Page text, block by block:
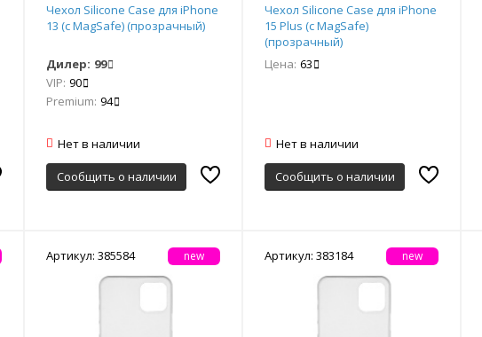
Чехол Silicone Case для iPhone
13 (с MagSafe) (прозрачный)
Дилер: 99
VIP: 90
Premium: 94
Нет в наличии
Сообщить о наличии
Чехол Silicone Case для iPhone
15 Plus (с MagSafe)
(прозрачный)
Цена: 63
Нет в наличии
Сообщить о наличии
Артикул: 385584 new Артикул: 383184 new